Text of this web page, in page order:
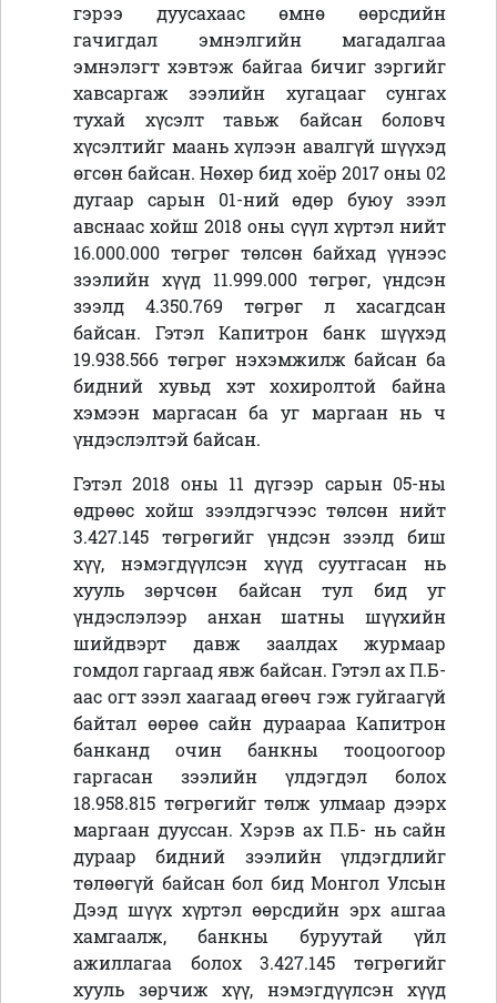
гэрээ дуусахаас өмнө өөрсдийн
гачигдал эмнэлгийн магадалгаа
эмнэлэгт хэвтэж байгаа бичиг зэргийг
хавсаргаж зээлийн хугацааг сунгах
тухай хүсэлт тавьж байсан боловч
хүсэлтийг маань хүлээн авалгүй шүүхэд
өгсөн байсан. Нөхөр бид хоёр 2017 оны 02
дугаар сарын 01-ний өдөр буюу зээл
авснаас хойш 2018 оны сүүл хүртэл нийт
16.000.000 төгрөг төлсөн байхад үүнээс
зээлийн хүүд 11.999.000 төгрөг, үндсэн
зээлд 4.350.769 төгрөг л хасагдсан
байсан. Гэтэл Капитрон банк шүүхэд
19.938.566 төгрөг нэхэмжилж байсан ба
бидний хувьд хэт хохиролтой байна
хэмээн маргасан ба уг маргаан нь ч
үндэслэлтэй байсан.
Гэтэл 2018 оны 11 дүгээр сарын 05-ны
өдрөөс хойш зээлдэгчээс төлсөн нийт
3.427.145 төгрөгийг үндсэн зээлд биш
хүү, нэмэгдүүлсэн хүүд суутгасан нь
хууль зөрчсөн байсан тул бид уг
үндэслэлээр анхан шатны шүүхийн
шийдвэрт давж заалдах журмаар
гомдол гаргаад явж байсан. Гэтэл ах П.Б-
аас огт зээл хаагаад өгөөч гэж гуйгаагүй
байтал өөрөө сайн дураараа Капитрон
банканд очин банкны тооцоогоор
гаргасан зээлийн үлдэгдэл болох
18.958.815 төгрөгийг төлж улмаар дээрх
маргаан дууссан. Хэрэв ах П.Б- нь сайн
дураар бидний зээлийн үлдэгдлийг
төлөөгүй байсан бол бид Монгол Улсын
Дээд шүүх хүртэл өөрсдийн эрх ашгаа
хамгаалж, банкны буруутай үйл
ажиллагаа болох 3.427.145 төгрөгийг
хууль зөрчиж хүү, нэмэгдүүлсэн хүүд